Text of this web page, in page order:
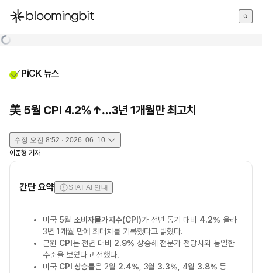
한국어
PiCK 뉴스
美 5월 CPI 4.2%↑…3년 1개월만 최고치
수정 오전 8:52 · 2026. 06. 10.
이준형 기자
간단 요약 STAT AI 안내
미국 5월 소비자물가지수(CPI)가 전년 동기 대비 4.2% 올라
3년 1개월 만에 최대치를 기록했다고 밝혔다.
근원 CPI 는 전년 대비 2.9% 상승해 전문가 전망치와 동일한
수준을 보였다고 전했다.
미국 CPI 상승률은 2월 2.4% , 3월 3.3% , 4월 3.8% 등